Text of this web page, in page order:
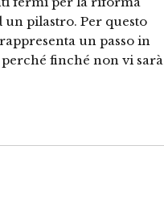
pilastro. Per questo
un passo in
finché non vi sarà